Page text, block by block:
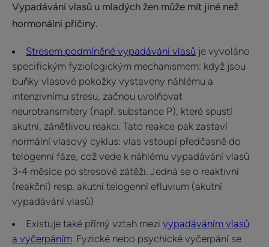
Vypadávání vlasů u mladých žen může mít jiné než
hormonální příčiny.
Stresem podmíněné vypadávání vlasů je vyvoláno
specifickým fyziologickým mechanismem: když jsou
buňky vlasové pokožky vystaveny náhlému a
intenzivnímu stresu, začnou uvolňovat
neurotransmitery (např. substance P), které spustí
akutní, zánětlivou reakci. Tato reakce pak zastaví
normální vlasový cyklus: vlas vstoupí předčasně do
telogenní fáze, což vede k náhlému vypadávání vlasů
3-4 měsíce po stresové zátěži. Jedná se o reaktivní
(reakční) resp. akutní telogenní efluvium (akutní
vypadávání vlasů)
Existuje také přímý vztah mezi vypadáváním vlasů
a vyčerpáním. Fyzické nebo psychické vyčerpání se